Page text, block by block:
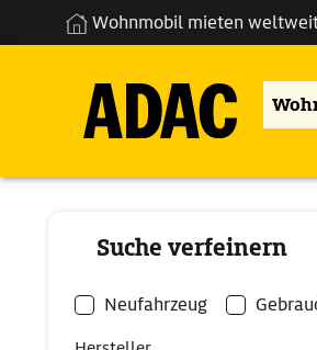
Wohnmobil mieten
Suche verfeinern
Neufahrzeug